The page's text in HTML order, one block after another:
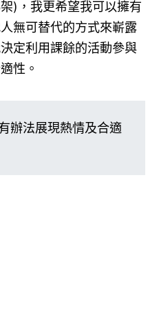
)，我更希望我可以擁有
無可替代的方式來嶄露
定利用課餘的活動參與
性。
辦法展現熱情及合適